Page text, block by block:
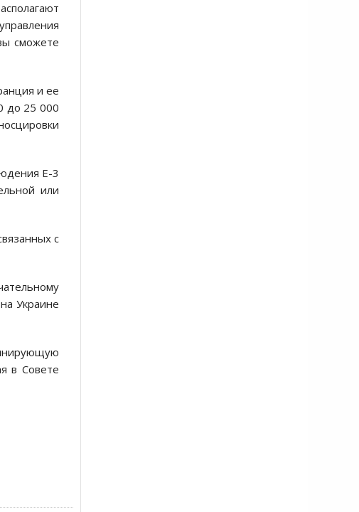
сможете
и ее
до 25 000
E-3
или
с
Украине
в Совете